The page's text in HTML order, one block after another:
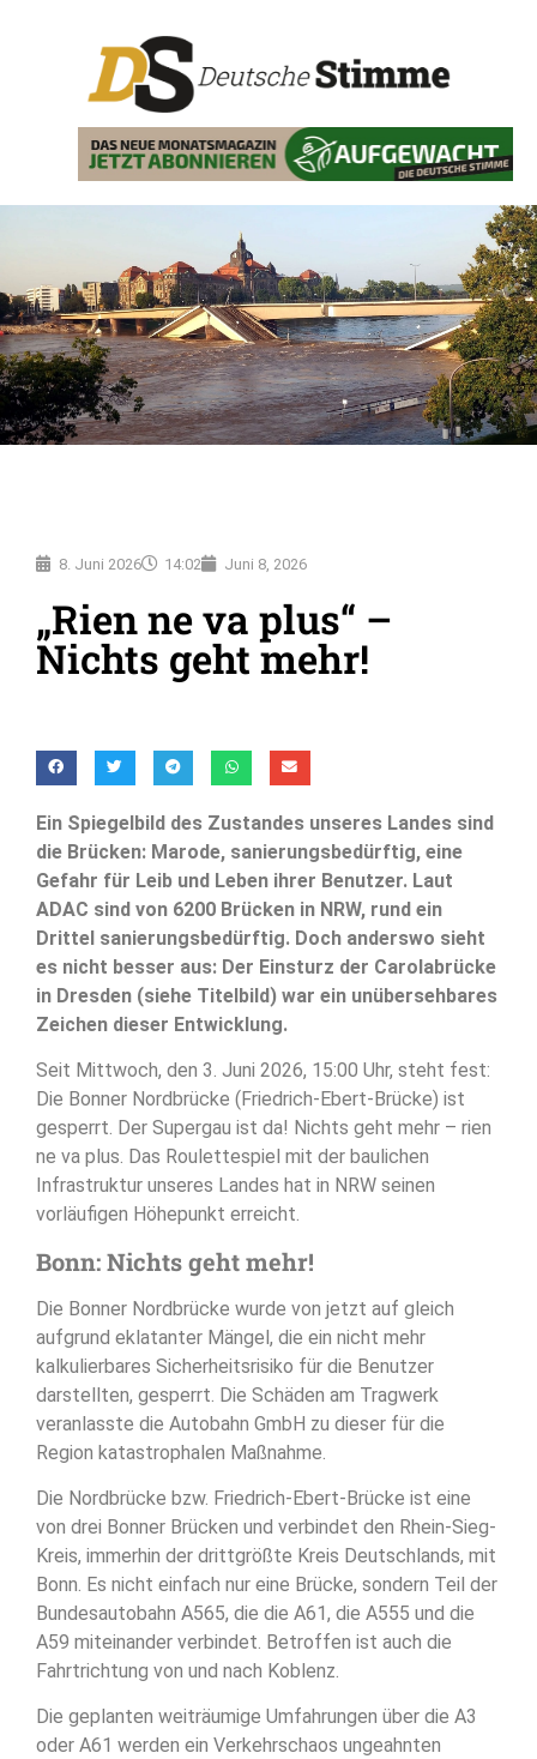
8. Juni 2026 14:02 Juni 8, 2026
„Rien ne va plus“ –
Nichts geht mehr!
Ein Spiegelbild des Zustandes unseres Landes sind
die Brücken: Marode, sanierungsbedürftig, eine
Gefahr für Leib und Leben ihrer Benutzer. Laut
ADAC sind von 6200 Brücken in NRW, rund ein
Drittel sanierungsbedürftig. Doch anderswo sieht
es nicht besser aus: Der Einsturz der Carolabrücke
in Dresden (siehe Titelbild) war ein unübersehbares
Zeichen dieser Entwicklung.
Seit Mittwoch, den 3. Juni 2026, 15:00 Uhr, steht fest:
Die Bonner Nordbrücke (Friedrich-Ebert-Brücke) ist
gesperrt. Der Supergau ist da! Nichts geht mehr – rien
ne va plus. Das Roulettespiel mit der baulichen
Infrastruktur unseres Landes hat in NRW seinen
vorläufigen Höhepunkt erreicht.
Bonn: Nichts geht mehr!
Die Bonner Nordbrücke wurde von jetzt auf gleich
aufgrund eklatanter Mängel, die ein nicht mehr
kalkulierbares Sicherheitsrisiko für die Benutzer
darstellten, gesperrt. Die Schäden am Tragwerk
veranlasste die Autobahn GmbH zu dieser für die
Region katastrophalen Maßnahme.
Die Nordbrücke bzw. Friedrich-Ebert-Brücke ist eine
von drei Bonner Brücken und verbindet den Rhein-Sieg-
Kreis, immerhin der drittgrößte Kreis Deutschlands, mit
Bonn. Es nicht einfach nur eine Brücke, sondern Teil der
Bundesautobahn A565, die die A61, die A555 und die
A59 miteinander verbindet. Betroffen ist auch die
Fahrtrichtung von und nach Koblenz.
Die geplanten weiträumige Umfahrungen über die A3
oder A61 werden ein Verkehrschaos ungeahnten